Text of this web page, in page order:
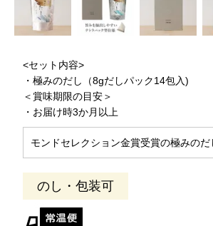
<セット内容>
・極みのだし（8gだしパック14包入)
＜賞味期限の目安＞
・お届け時3か月以上
モンドセレクション金賞受賞の極みのだ
のし・包装可